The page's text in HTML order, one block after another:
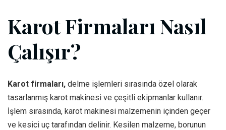
Karot Firmaları Nasıl
Çalışır?
Karot firmaları, delme işlemleri sırasında özel olarak
tasarlanmış karot makinesi ve çeşitli ekipmanlar kullanır.
İşlem sırasında, karot makinesi malzemenin içinden geçer
ve kesici uç tarafından delinir. Kesilen malzeme, borunun